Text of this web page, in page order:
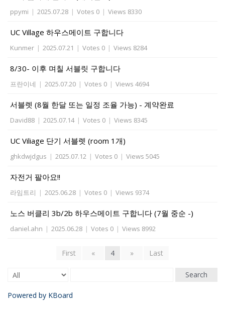
ppymi | 2025.07.28 | Votes 0 | Views 8330
UC Village 하우스메이트 구합니다
Kunmer | 2025.07.21 | Votes 0 | Views 8284
8/30- 이후 며칠 서블릿 구합니다
프란이네 | 2025.07.20 | Votes 0 | Views 4694
서블렛 (8월 한달 또는 일정 조율 가능) - 계약완료
David88 | 2025.07.14 | Votes 0 | Views 8345
UC Viliage 단기 서블렛 (room 1개)
ghkdwjdgus | 2025.07.12 | Votes 0 | Views 5045
자전거 팔아요!!
라임트리 | 2025.06.28 | Votes 0 | Views 9374
노스 버클리 3b/2b 하우스메이트 구합니다 (7월 중순 -)
daniel.ahn | 2025.06.28 | Votes 0 | Views 8992
First « 4 » Last
Search
Powered by KBoard